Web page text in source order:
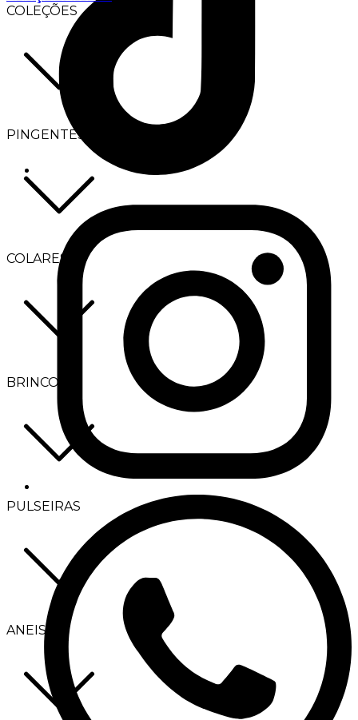
COLEÇÕES
PINGENTES
COLARES
BRINCOS
PULSEIRAS
ANEIS